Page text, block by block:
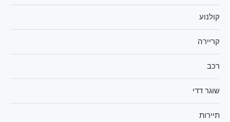
קולנוע
קריירה
רכב
שוגר דדי
תיירות